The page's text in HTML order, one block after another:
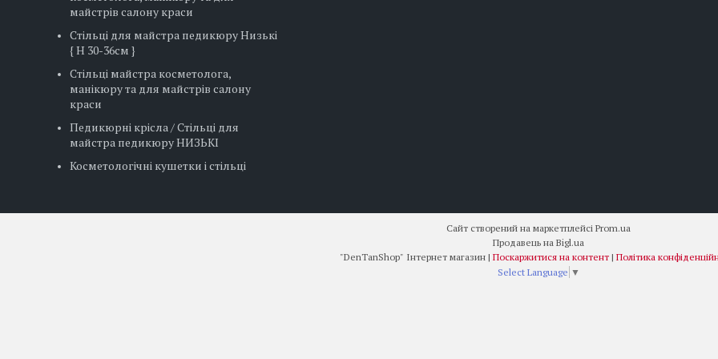
майстрів салону краси
Стільці для майстра педикюру Низькі
{ H 30-36см }
Стільці майстра косметолога,
манікюру та для майстрів салону
краси
Педикюрні крісла / Стільці для
майстра педикюру НИЗЬКІ
Косметологічні кушетки і стільці
Сайт створений на маркетплейсі Prom.ua
Продавець на Bigl.ua
"DenTanShop" Інтернет магазин | Поскаржитися на контент | Політика
Select Language ▼